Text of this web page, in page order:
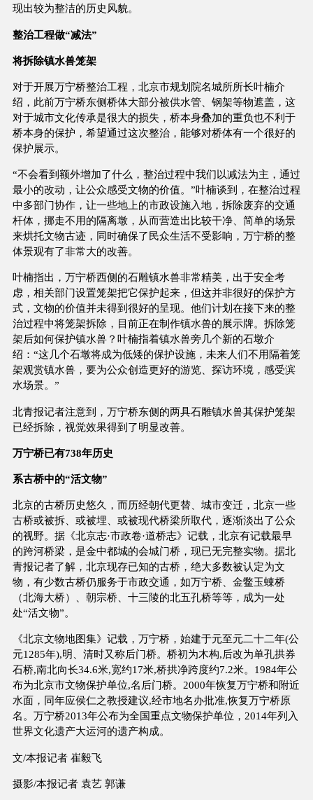
现出较为整洁的历史风貌。
整治工程做“减法”
将拆除镇水兽笼架
对于开展万宁桥整治工程，北京市规划院名城所所长叶楠介
绍，此前万宁桥东侧桥体大部分被供水管、钢架等物遮盖，这
对于城市文化传承是很大的损失，桥本身叠加的重负也不利于
桥本身的保护，希望通过这次整治，能够对桥体有一个很好的
保护展示。
“不会看到额外增加了什么，整治过程中我们以减法为主，通过
最小的改动，让公众感受文物的价值。”叶楠谈到，在整治过程
中多部门协作，让一些地上的市政设施入地，拆除废弃的交通
杆体，挪走不用的隔离墩，从而营造出比较干净、简单的场景
来烘托文物古迹，同时确保了民众生活不受影响，万宁桥的整
体景观有了非常大的改善。
叶楠指出，万宁桥西侧的石雕镇水兽非常精美，出于安全考
虑，相关部门设置笼架把它保护起来，但这并非很好的保护方
式，文物的价值并未得到很好的呈现。他们计划在接下来的整
治过程中将笼架拆除，目前正在制作镇水兽的展示牌。拆除笼
架后如何保护镇水兽？叶楠指着镇水兽旁几个新的石墩介
绍：“这几个石墩将成为低矮的保护设施，未来人们不用隔着笼
架观赏镇水兽，要为公众创造更好的游览、探访环境，感受滨
水场景。”
北青报记者注意到，万宁桥东侧的两具石雕镇水兽其保护笼架
已经拆除，视觉效果得到了明显改善。
万宁桥已有738年历史
系古桥中的“活文物”
北京的古桥历史悠久，而历经朝代更替、城市变迁，北京一些
古桥或被拆、或被埋、或被现代桥梁所取代，逐渐淡出了公众
的视野。据《北京志·市政卷·道桥志》记载，北京有记载最早
的跨河桥梁，是金中都城的会城门桥，现已无完整实物。据北
青报记者了解，北京现存已知的古桥，绝大多数被认定为文
物，有少数古桥仍服务于市政交通，如万宁桥、金鳖玉蝀桥
（北海大桥）、朝宗桥、十三陵的北五孔桥等等，成为一处
处“活文物”。
《北京文物地图集》记载，万宁桥，始建于元至元二十二年(公
元1285年),明、清时又称后门桥。桥初为木构,后改为单孔拱券
石桥,南北向长34.6米,宽约17米,桥拱净跨度约7.2米。1984年公
布为北京市文物保护单位,名后门桥。2000年恢复万宁桥和附近
水面，同年应侯仁之教授建议,经市地名办批准,恢复万宁桥原
名。万宁桥2013年公布为全国重点文物保护单位，2014年列入
世界文化遗产大运河的遗产构成。
文/本报记者 崔毅飞
摄影/本报记者 袁艺 郭谦